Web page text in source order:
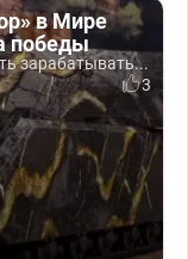
в Мире
победы
зарабатывать...
3